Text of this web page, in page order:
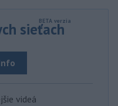
sieťach
videá